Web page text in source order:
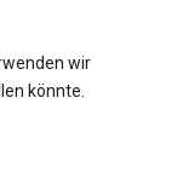
wir
könnte.